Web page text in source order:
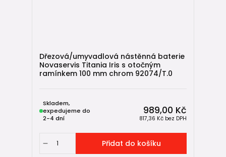
Dřezová/umyvadlová nástěnná baterie
Novaservis Titania Iris s otočným
ramínkem 100 mm chrom 92074/T.0
989,00 Kč
817,36 Kč bez DPH
Skladem,
expedujeme do
2-4 dní
Přidat do košíku